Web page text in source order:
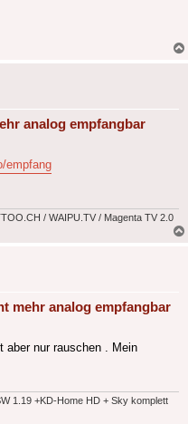
analog empfangbar
empfang
/ WAIPU.TV / Magenta TV 2.0
mehr analog empfangbar
nur rauschen . Mein
1.19 +KD-Home HD + Sky komplett